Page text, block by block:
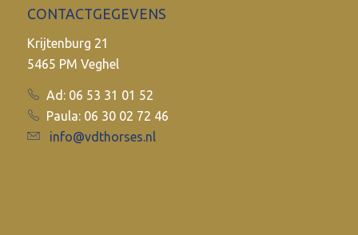
CONTACTGEGEVENS
Krijtenburg 21
5465 PM Veghel
Ad: 06 53 31 01 52
Paula: 06 30 02 72 46
info@vdthorses.nl